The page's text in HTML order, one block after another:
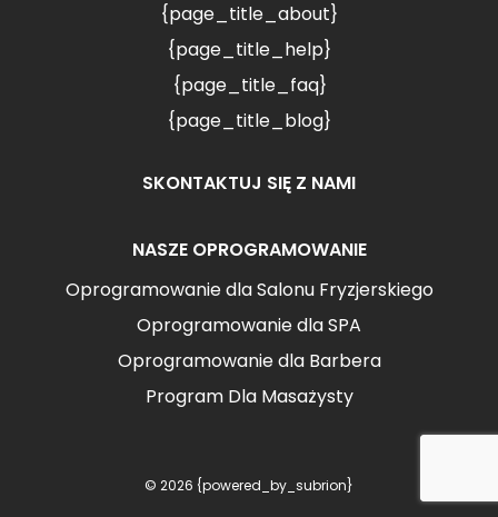
{page_title_about}
{page_title_help}
{page_title_faq}
{page_title_blog}
SKONTAKTUJ SIĘ Z NAMI
NASZE OPROGRAMOWANIE
Oprogramowanie dla Salonu Fryzjerskiego
Oprogramowanie dla SPA
Oprogramowanie dla Barbera
Program Dla Masażysty
© 2026 {powered_by_subrion}